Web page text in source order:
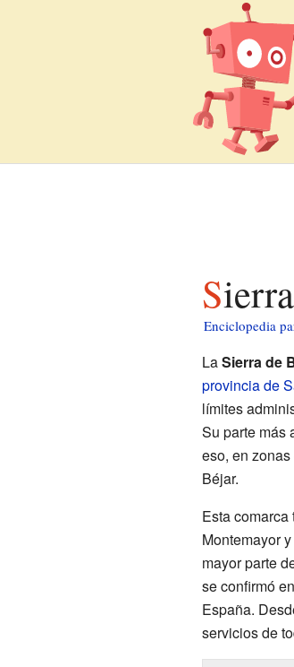
Enciclopedia
LaSierra de
provincia de
límites
Su parte más
eso, en
Béjar.
Esta
Montemayor
mayor parte
se confirmó
España.
servicios de